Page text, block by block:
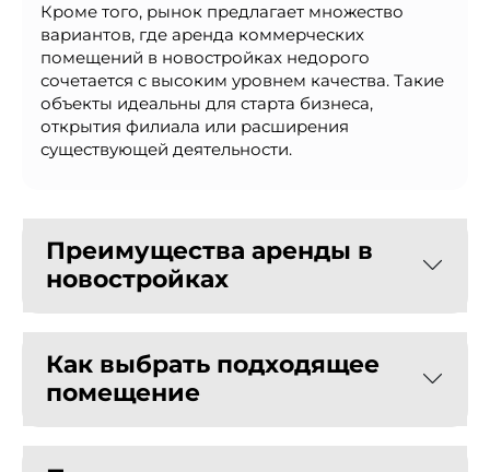
Кроме того, рынок предлагает множество
вариантов, где аренда коммерческих
помещений в новостройках недорого
сочетается с высоким уровнем качества. Такие
объекты идеальны для старта бизнеса,
открытия филиала или расширения
существующей деятельности.
Преимущества аренды в
новостройках
Как выбрать подходящее
помещение